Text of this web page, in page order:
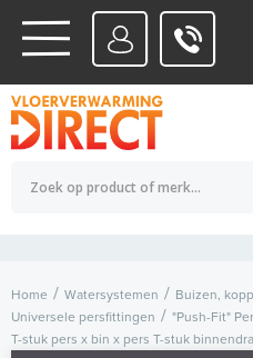
WATERSYSTEMEN
ELEKTRISCHE SYSTEMENTotaalbedrag (incl.
Home Watersystemen
Buizen,
Universele persfittingen
"Push-Fit"
T-stuk pers x bin x pers T-stuk